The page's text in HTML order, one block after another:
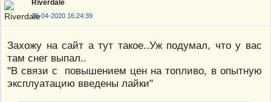
Riverdale
16-04-2020 16:24:39
Захожу на сайт а тут такое..Уж подумал, что у вас
там снег выпал..
"В связи с повышением цен на топливо, в опытную
эксплуатацию введены лайки"